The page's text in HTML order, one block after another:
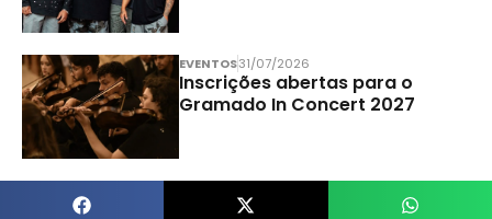
EVENTOS31/07/2026
Inscrições abertas para o
Gramado In Concert 2027